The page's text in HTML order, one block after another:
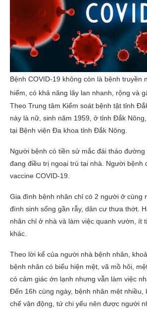
Bệnh COVID-19 không còn là bệnh truyền
hiểm, có khả năng lây lan nhanh, rộng và
Theo Trung tâm Kiểm soát bệnh tật tỉnh
này là nữ, sinh năm 1959, ở tỉnh Đắk
tại Bệnh viện Đa khoa tỉnh Đắk Nông.
Người bệnh có tiền sử mắc đái tháo đường
đang điều trị ngoại trú tại nhà. Người bệnh
vaccine COVID-19.
Gia đình bệnh nhân chỉ có 2 người ở cùng
đình sinh sống gần rẫy, dân cư thưa thớt.
nhân chỉ ở nhà và làm việc quanh vườn, ít
khác.
Theo lời kể của người nhà bệnh nhân,
bệnh nhân có biểu hiện mệt, vã mồ hôi,
có cảm giác ớn lạnh nhưng vẫn làm việc
Đến 16h cùng ngày, bệnh nhân mệt nhiều,
chế vận động, tứ chi yếu nên được người